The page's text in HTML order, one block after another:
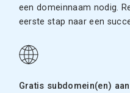
een domeinnaam nodig.
eerste stap naar een
Gratis subdomein(en)